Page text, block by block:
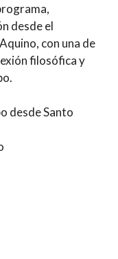
desde el
con una de
filosófica y
desde Santo